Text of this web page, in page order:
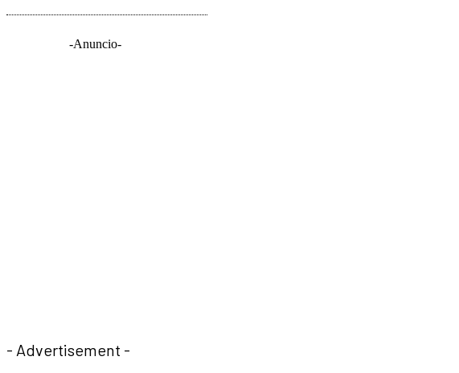
-Anuncio-
- Advertisement -